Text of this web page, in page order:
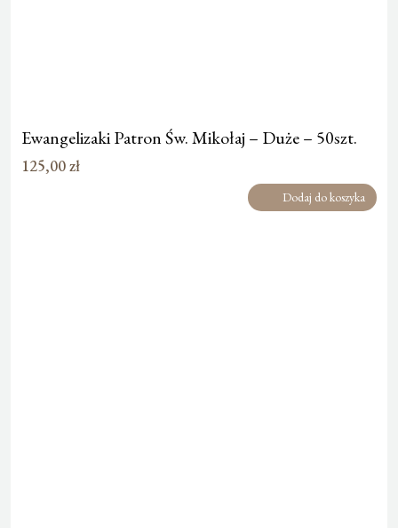
Ewangelizaki Patron Św. Mikołaj – Duże – 50szt.
125,00zł
Dodaj do koszyka